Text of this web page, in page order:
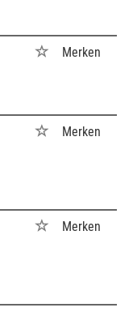
Merken
Merken
Merken